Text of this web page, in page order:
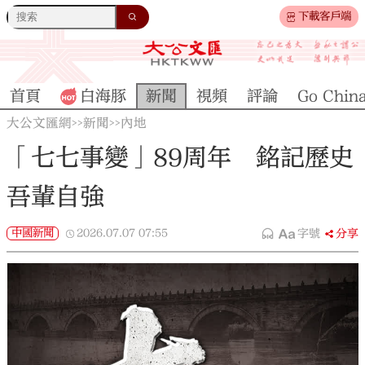
下載客戶端
首頁 白海豚 新聞 視頻 評論 Go
大公文匯網>>新聞>>內地
「七七事變」89周年 銘記歷史
吾輩自強
中國新聞 2026.07.07 07:55 字號 分享